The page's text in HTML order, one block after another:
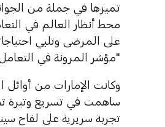
تميزها في جملة من
محط أنظار العالم في
على المرضى وتلبي
"مؤشر المرونة في التعامل مع كوفيد
ساهمت في تسريع وتيرة